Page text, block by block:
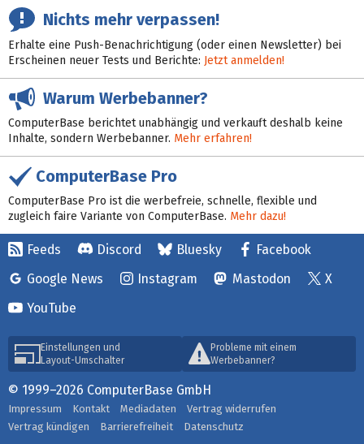
Nichts mehr verpassen!
Erhalte eine Push-Benachrichtigung (oder einen Newsletter) bei
Erscheinen neuer Tests und Berichte: Jetzt anmelden!
Warum Werbebanner?
ComputerBase berichtet unabhängig und verkauft deshalb keine
Inhalte, sondern Werbebanner. Mehr erfahren!
ComputerBase Pro
ComputerBase Pro ist die werbefreie, schnelle, flexible und
zugleich faire Variante von ComputerBase. Mehr dazu!
Feeds Discord Bluesky
Facebook
Google News
Instagram Mastodon
X
YouTube
Einstellungen und
Layout-Umschalter
Probleme mit einem
Werbebanner?
© 1999–2026 ComputerBase GmbH
Impressum Kontakt Mediadaten
Vertrag widerrufen
Vertrag kündigen
Barrierefreiheit Datenschutz